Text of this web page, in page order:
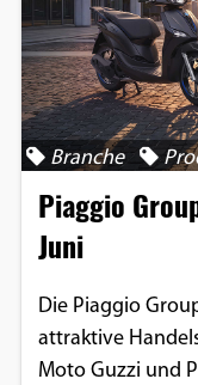
Branche
Piaggio
Juni
Die Piaggio
attraktive
Moto Guzzi und